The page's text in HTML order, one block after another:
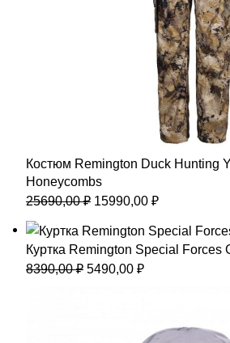
Костюм Remington Duck Hunting
Honeycombs
25690,00₽ Первоначальная
составляла
25690,00 ₽.
15990,00 ₽Текущая
15990,00 ₽.
Куртка Remington Special Forces
8390,00₽ Первоначальная
5490,00 ₽Текущая